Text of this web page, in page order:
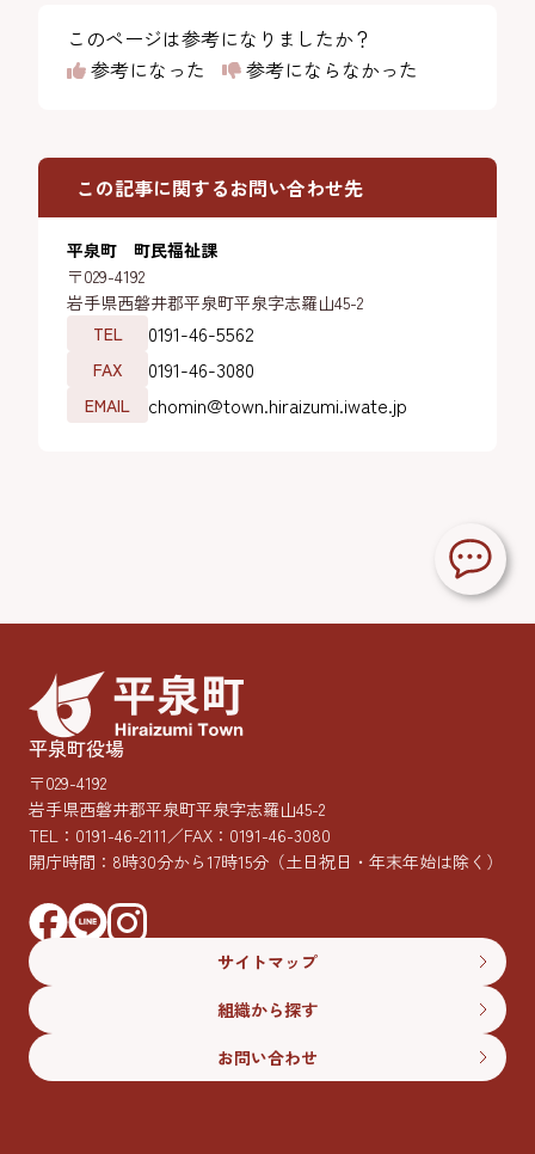
このページは参考になりましたか？
参考になった
参考にならなかった
この記事に関するお問い合わせ先
平泉町 町民福祉課
〒029-4192
岩手県西磐井郡平泉町平泉字志羅山45-2
TEL
0191-46-5562
FAX 0191-46-3080
EMAIL chomin@town.hiraizumi.iwate.jp
平泉町役場
〒029-4192
岩手県西磐井郡平泉町平泉字志羅山45-2
TEL： 0191-46-2111／FAX：0191-46-3080
開庁時間：8時30分から17時15分 （土日祝日・年末年始は除く）
サイトマップ
組織から探す
お問い合わせ